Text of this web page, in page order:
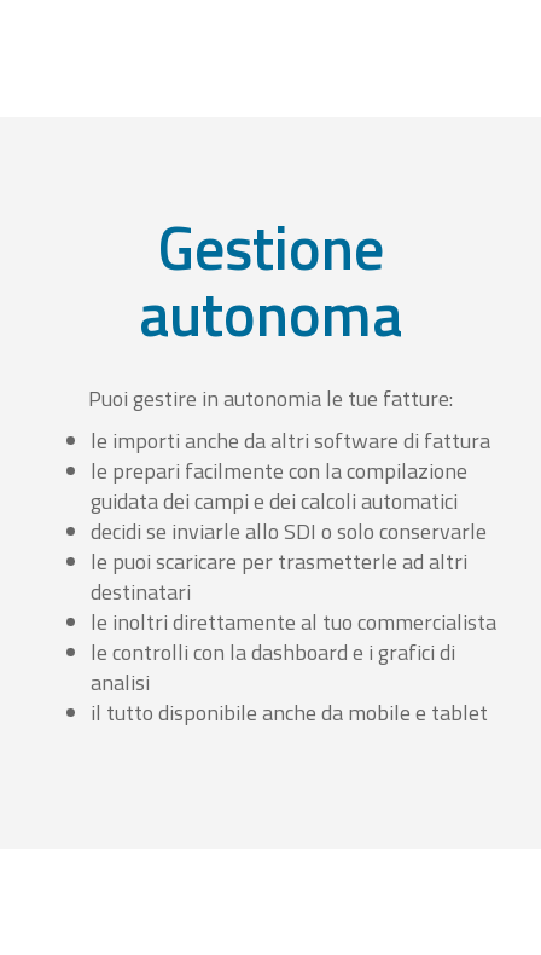
Gestione
autonoma
Puoi gestire in autonomia le tue fatture:
le importi anche da altri software di fattura
le prepari facilmente con la compilazione
guidata dei campi e dei calcoli automatici
decidi se inviarle allo SDI o solo conservarle
le puoi scaricare per trasmetterle ad altri
destinatari
le inoltri direttamente al tuo commercialista
le controlli con la dashboard e i grafici di
analisi
il tutto disponibile anche da mobile e tablet